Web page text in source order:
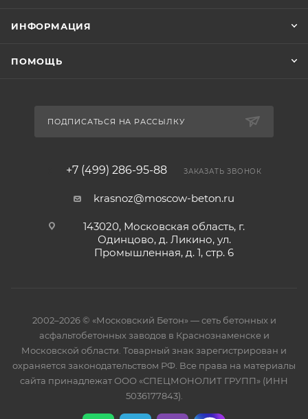
ИНФОРМАЦИЯ
ПОМОЩЬ
ПОДПИСАТЬСЯ НА РАССЫЛКУ
+7 (499) 286-95-88 ЗАКАЗАТЬ ЗВОНОК
krasnoz@moscow-beton.ru
143020, Московская область, г.
Одинцово, д. Ликино, ул.
Промышленная, д. 1, стр. 6
2002–2026 © «Московский Бетон» — сеть бетонных и
асфальтобетонных заводов в Краснознаменске и
Московской области. Товарный знак зарегистрирован и
охраняется законодательством РФ. Все права на материалы
сайта принадлежат ООО «СПЕЦМОНОЛИТ ГРУПП» (ИНН
5036177843).